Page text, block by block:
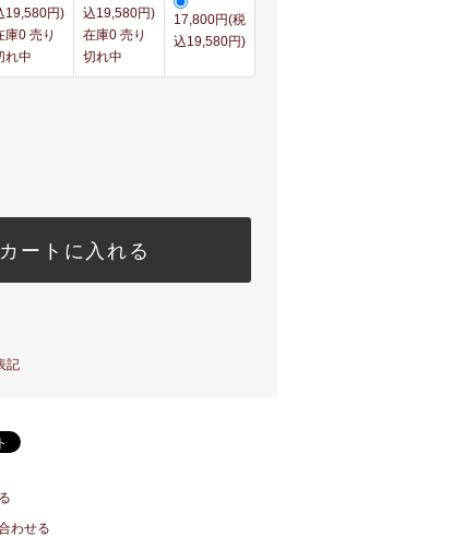
19,580円)
庫0 売り
れ中
込19,580円)
在庫0 売り
切れ中
17,800円(税
込19,580円)
カートに入れる
記
わせる